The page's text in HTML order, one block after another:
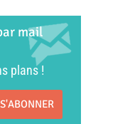
mail
plans !
S'ABONNER